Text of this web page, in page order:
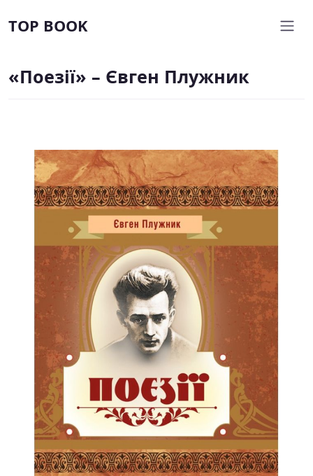
TOP BOOK
«Поезії» – Євген Плужник